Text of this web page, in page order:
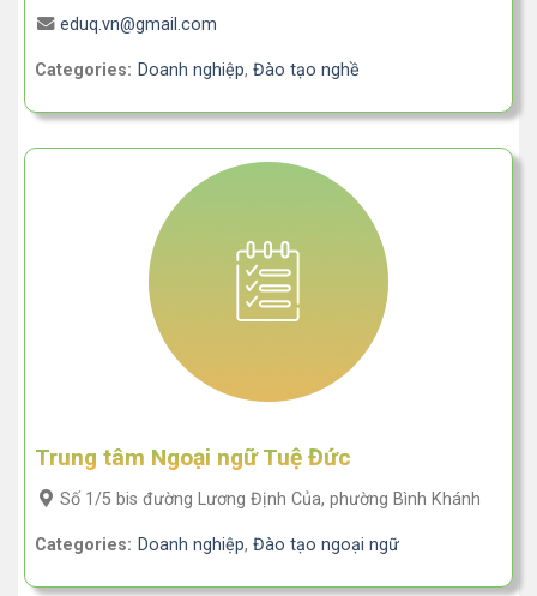
eduq.vn@gmail.com
Categories: Doanh nghiệp, Đào tạo nghề
Trung tâm Ngoại ngữ Tuệ Đức
Số 1/5 bis đường Lương Định Của, phường Bình Khánh
Categories: Doanh nghiệp, Đào tạo ngoại ngữ